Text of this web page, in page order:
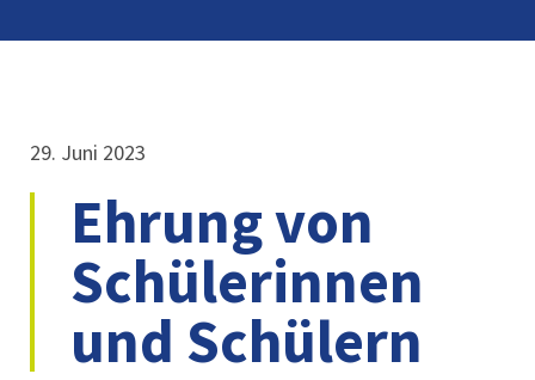
29. Juni 2023
Ehrung von
Schülerinnen
und Schülern